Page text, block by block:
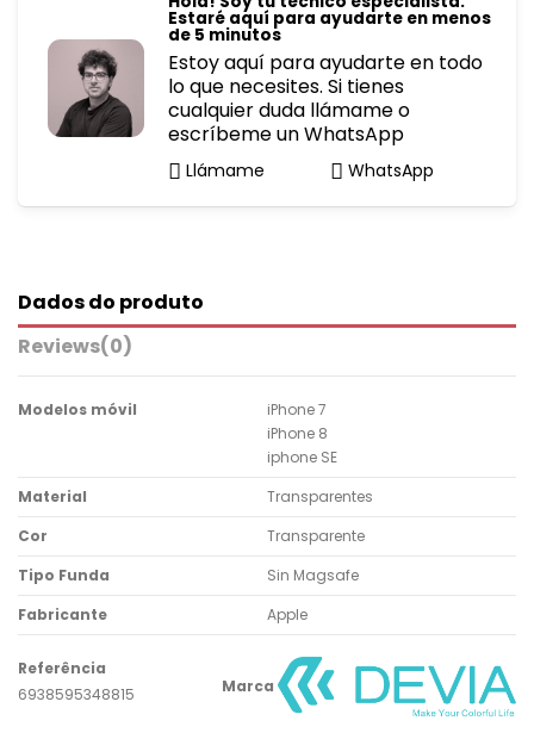
Estaré aquí para ayudarte en menos
de 5 minutos
Estoy aquí para ayudarte en todo
lo que necesites. Si tienes
cualquier duda llámame o
escríbeme un WhatsApp
Llámame WhatsApp
Dados do produto
Reviews(0)
Modelos móvil
iPhone 7
iPhone 8
iphone SE
Material
Transparentes
Cor
Transparente
Tipo Funda
Sin Magsafe
Fabricante
Apple
Marca
Referência
6938595348815